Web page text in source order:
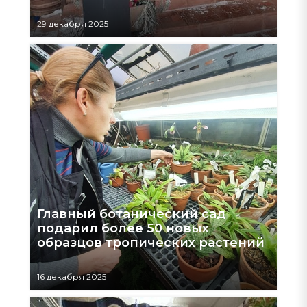
29 декабря 2025
Главный ботанический сад
подарил более 50 новых
образцов тропических растений
16 декабря 2025